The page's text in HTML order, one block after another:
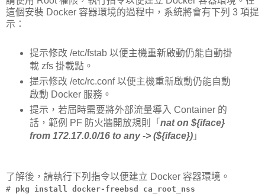
這個安裝 Docker 容器環境的過程中，系統將會有下列 3 項提
示：
提示修改 /etc/fstab 以便主機重新啟動仍能自動掛
載 zfs 掛載點。
提示修改 /etc/rc.conf 以便主機重新啟動仍能自動
啟動 Docker 服務。
提示，若屆時需要將外部流量導入 Container 的
話，範例 PF 防火牆開放規則「 nat on ${iface}
from 172.17.0.0/16 to any -> (${iface})」
了解後，請執行下列指令以便建立 Docker 容器環境。
# pkg install docker-freebsd ca_root_nss